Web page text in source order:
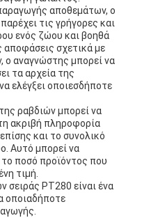
αποθεμάτων, ο
τις γρήγορες και
ενός ζώου και βοηθά
σχετικά με
ο αναγνώστης μπορεί να
τα αρχεία της
ελέγξει οποιεσδήποτε
ραβδιών μπορεί να
ακριβή πληροφορία
και το συνολικό
Αυτό μπορεί να
ποσό προϊόντος που
τιμή.
σειράς PT280 είναι ένα
οποιαδήποτε